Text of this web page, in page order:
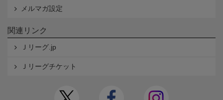
メルマガ設定
関連リンク
Ｊリーグ.jp
Ｊリーグチケット